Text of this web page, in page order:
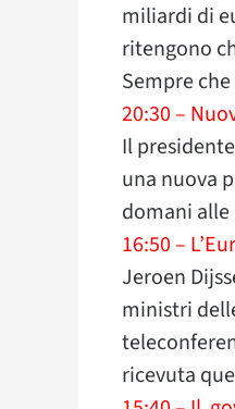
miliardi di
ritengono
Sempre
20:30 –
Il
una nuova
domani alle
16:50 –
Jeroen
ministri
ricevuta